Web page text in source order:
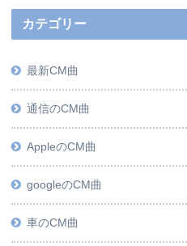
カテゴリー
最新CM曲
通信のCM曲
AppleのCM曲
googleのCM曲
車のCM曲